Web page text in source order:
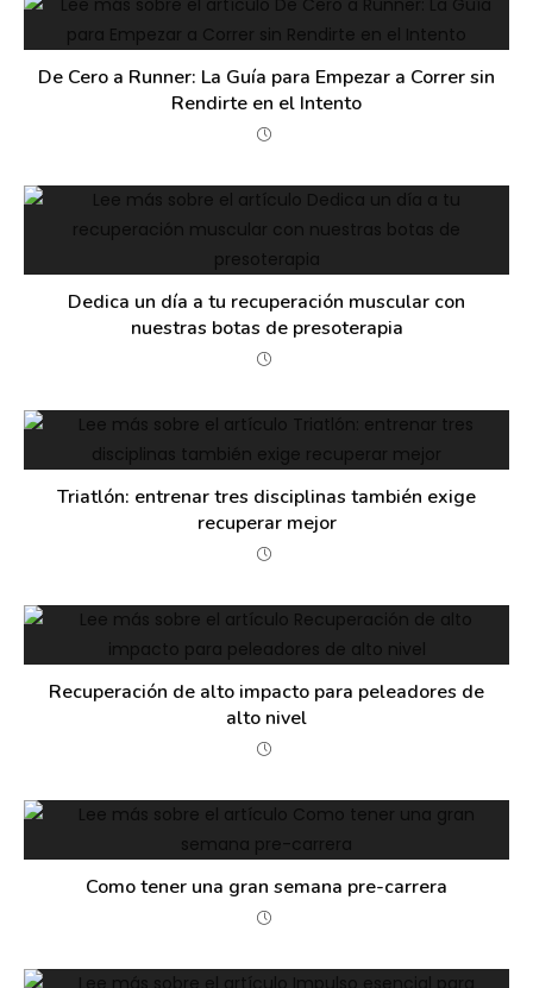
De Cero a Runner: La Guía para Empezar a Correr sin
Rendirte en el Intento
Dedica un día a tu recuperación muscular con
nuestras botas de presoterapia
Triatlón: entrenar tres disciplinas también exige
recuperar mejor
Recuperación de alto impacto para peleadores de
alto nivel
Como tener una gran semana pre-carrera